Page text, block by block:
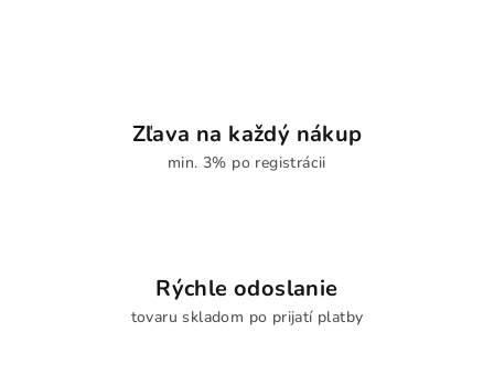
Zľava na každý nákup
min. 3% po registrácii
Rýchle odoslanie
tovaru skladom po prijatí platby